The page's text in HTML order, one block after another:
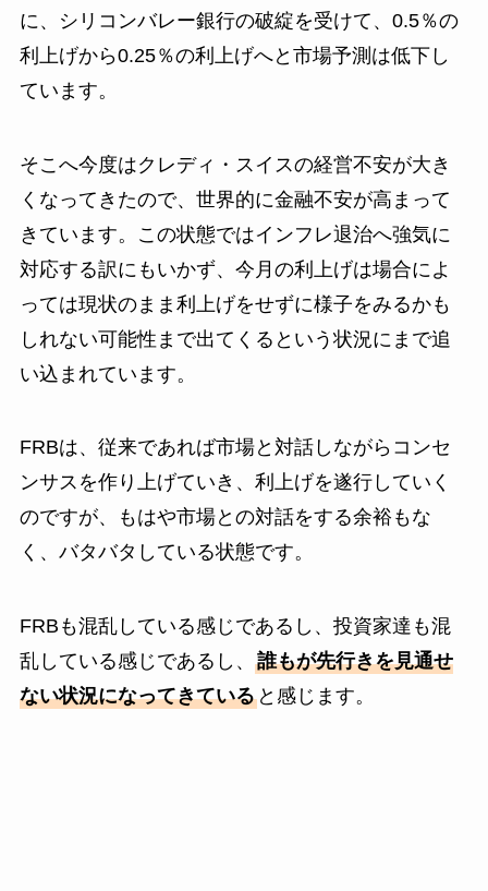
に、シリコンバレー銀行の破綻を受けて、0.5％の
利上げから0.25％の利上げへと市場予測は低下し
ています。
そこへ今度はクレディ・スイスの経営不安が大き
くなってきたので、世界的に金融不安が高まって
きています。この状態ではインフレ退治へ強気に
対応する訳にもいかず、今月の利上げは場合によ
っては現状のまま利上げをせずに様子をみるかも
しれない可能性まで出てくるという状況にまで追
い込まれています。
FRBは、従来であれば市場と対話しながらコンセ
ンサスを作り上げていき、利上げを遂行していく
のですが、もはや市場との対話をする余裕もな
く、バタバタしている状態です。
FRBも混乱している感じであるし、投資家達も混
乱している感じであるし、 誰もが先行きを見通せ
ない状況になってきていると感じます。